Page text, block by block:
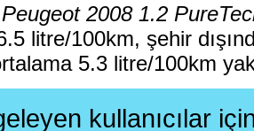
Peugeot 2008 1.2
litre/100km, şehir
5.3 litre/100km
kullanıcılar